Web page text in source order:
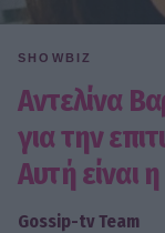
SHOWBIZ
Αντελίνα
για την
Αυτή είναι
Gossip-tv Team